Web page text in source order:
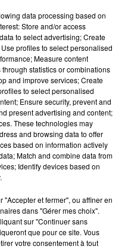
du territoire
lui-même de l’affaire. Le
enquête pour déterminer
par qui il a ensuite été
à la vie de chatelain
clip
enfin le remix de « Love
data processing based on
Store and/or access
to select advertising; Create
profiles to select personalised
Measure content
statistics or combinations
and improve services; Create
to select personalised
Ensure security, prevent and
present advertising and content;
These technologies may
and browsing data to offer
based on information actively
Match and combine data from
Identify devices based on
et fermer", ou affiner en
dans "Gérer mes choix".
sur "Continuer sans
que pour ce site. Vous
votre consentement à tout